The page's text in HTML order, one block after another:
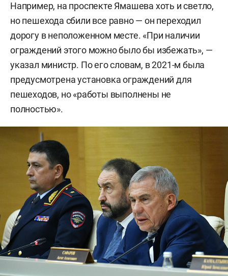
Например, на проспекте Ямашева хоть и светло,
но пешехода сбили все равно — он переходил
дорогу в неположенном месте. «При наличии
ограждений этого можно было бы избежать», —
указал министр. По его словам, в 2021-м была
предусмотрена установка ограждений для
пешеходов, но «работы выполнены не
полностью».